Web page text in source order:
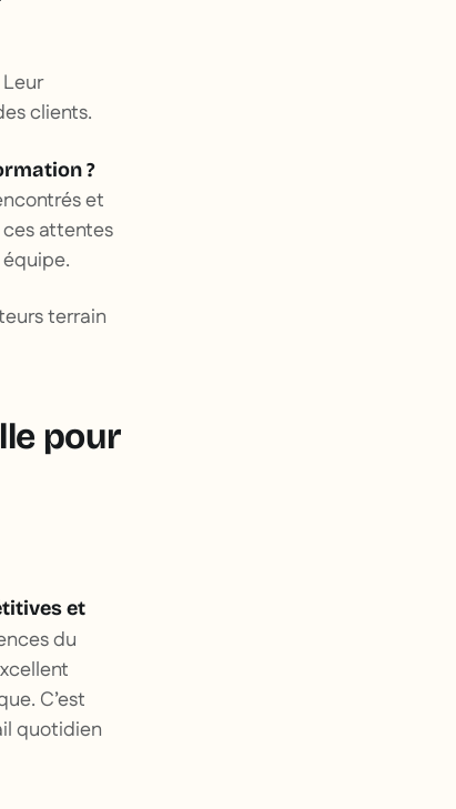
Leur
clients.
?
et
attentes
terrain
pour
et
du
C’est
quotidien